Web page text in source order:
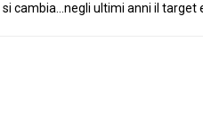
cambia...negli ultimi anni il